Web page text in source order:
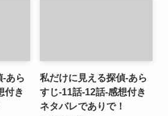
あら
付き
私だけに見える探偵-あら
すじ-11話-12話-感想付き
ネタバレでありで！